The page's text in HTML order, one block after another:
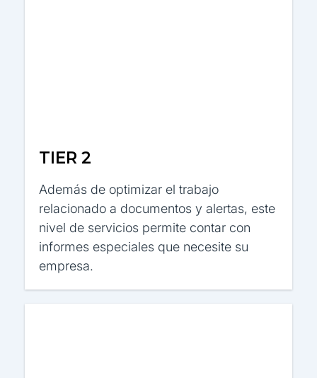
TIER 2
Además de optimizar el trabajo
relacionado a documentos y alertas, este
nivel de servicios permite contar con
informes especiales que necesite su
empresa.